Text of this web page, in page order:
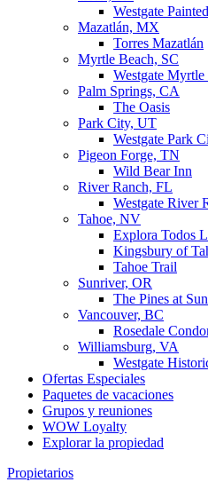
Westgate
Mazatlán, MX
Torres Mazatlán
Myrtle Beach, SC
Westgate
Palm Springs, CA
The Oasis
Park City, UT
Westgate Park
Pigeon Forge, TN
Wild Bear Inn
River Ranch, FL
Westgate River
Tahoe, NV
Explora Todos
Kingsbury of
Tahoe Trail
Sunriver, OR
The Pines at
Vancouver, BC
Rosedale
Williamsburg, VA
Westgate
Ofertas Especiales
Paquetes de vacaciones
Grupos y reuniones
WOW Loyalty
Explorar la propiedad
Propietarios